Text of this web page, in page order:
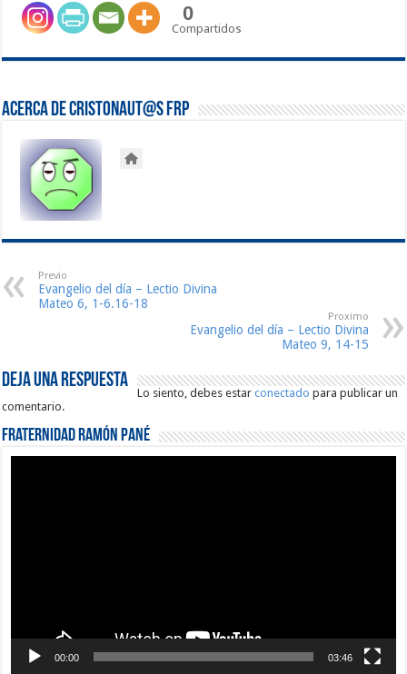
0
Compartidos
Acerca de Cristonaut@s FRP
Previo
Evangelio del día – Lectio Divina
Mateo 6, 1-6.16-18
Proximo
Evangelio del día – Lectio Divina
Mateo 9, 14-15
Deja una respuesta
Lo siento, debes estarconectado para publicar un
comentario.
Fraternidad Ramón Pané
00:00 03:46